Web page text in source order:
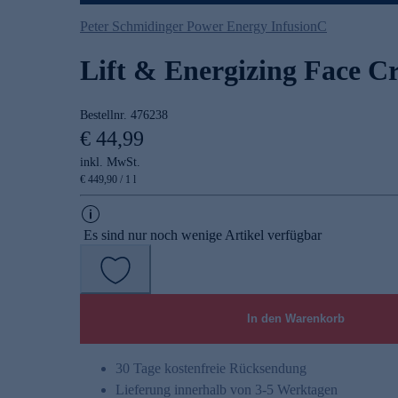
Peter Schmidinger Power Energy InfusionC
Lift & Energizing Face
Bestellnr. 476238
€ 44,99
inkl. MwSt.
€ 449,90 / 1 l
Es sind nur noch wenige Artikel verfügbar
In den Warenkorb
30 Tage kostenfreie Rücksendung
Lieferung innerhalb von 3-5 Werktagen